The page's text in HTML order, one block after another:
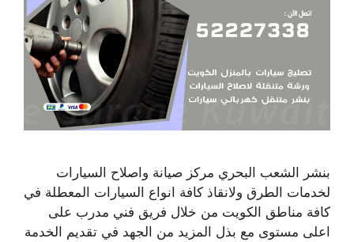
بنشر الشعب البحري مركز صيانة واصلاح السيارات
لخدمات الطرق ولانقاذ كافة انواع السيارات المعطلة في
كافة مناطق الكويت من خلال فريق فني مدرب على
اعلى مستوى مع بذل المزيد من الجهد في تقديم الخدمة